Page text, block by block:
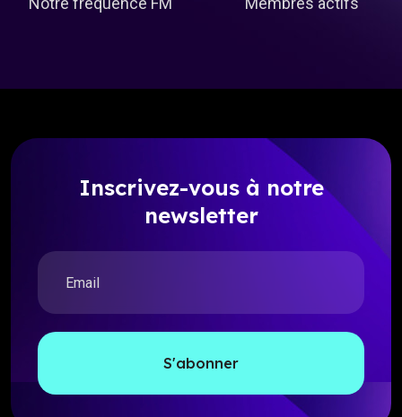
Inscrivez-vous à notre
newsletter
S'abonner